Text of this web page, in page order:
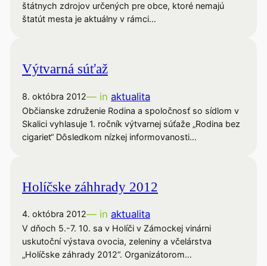
štátnych zdrojov určených pre obce, ktoré nemajú
štatút mesta je aktuálny v rámci…
Výtvarná súťaž
8. októbra 2012— in aktualita
Občianske združenie Rodina a spoločnosť so sídlom v
Skalici vyhlasuje 1. ročník výtvarnej súťaže „Rodina bez
cigariet“ Dôsledkom nízkej informovanosti…
Holíčske záhhrady 2012
4. októbra 2012— in aktualita
V dňoch 5.-7. 10. sa v Holíči v Zámockej vinárni
uskutoční výstava ovocia, zeleniny a včelárstva
„Holíčske záhrady 2012“. Organizátorom…